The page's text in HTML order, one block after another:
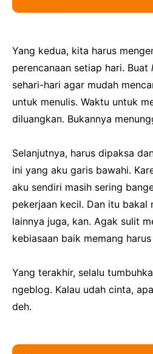
Yang kedua, kita harus
perencanaan setiap hari. Buat
sehari-hari agar mudah
untuk menulis. Waktu untuk
diluangkan. Bukannya
Selanjutnya, harus dipaksa
ini yang aku garis bawahi.
aku sendiri masih sering
pekerjaan kecil. Dan itu bakal
lainnya juga, kan. Agak sulit
kebiasaan baik memang
Yang terakhir, selalu
ngeblog. Kalau udah cinta,
deh.